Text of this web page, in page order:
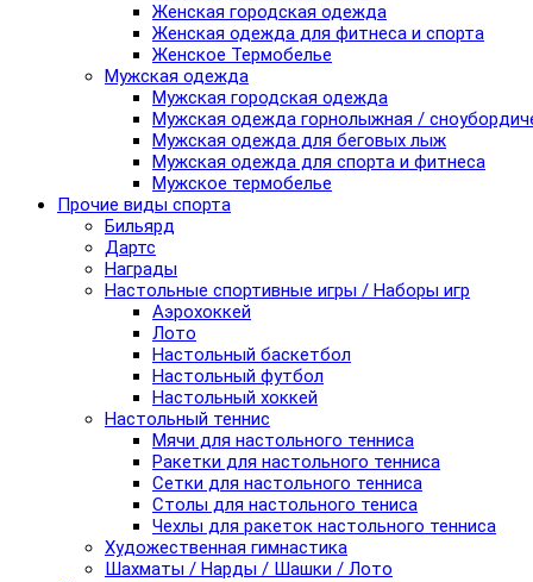
Женская городская одежда
Женская одежда для фитнеса и спорта
Женское Термобелье
Мужская одежда
Мужская городская одежда
Мужская одежда горнолыжная /
Мужская одежда для беговых лыж
Мужская одежда для спорта и фитнеса
Мужское термобелье
Прочие виды спорта
Бильярд
Дартс
Награды
Настольные спортивные игры / Наборы игр
Аэрохоккей
Лото
Настольный баскетбол
Настольный футбол
Настольный хоккей
Настольный теннис
Мячи для настольного тенниса
Ракетки для настольного тенниса
Сетки для настольного тенниса
Столы для настольного тениса
Чехлы для ракеток настольного тенниса
Художественная гимнастика
Шахматы / Нарды / Шашки / Лото